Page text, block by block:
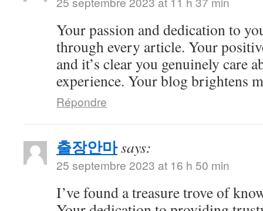
Your passion and dedication to
through every article. Your
and it’s clear you genuinely care
experience. Your blog brightens
Répondre
출장안마says:
25 septembre 2023 at 16 h 50 min
I’ve found a treasure trove of